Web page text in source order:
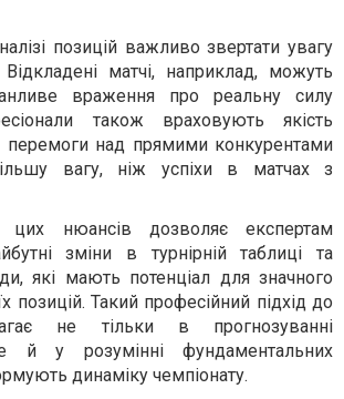
позицій важливо звертати увагу
матчі, наприклад, можуть
враження про реальну силу
також враховують якість
перемоги над прямими конкурентами
вагу, ніж успіхи в матчах з
цих нюансів дозволяє експертам
зміни в турнірній таблиці та
які мають потенціал для значного
позицій. Такий професійний підхід до
не тільки в прогнозуванні
й у розумінні фундаментальних
динаміку чемпіонату.